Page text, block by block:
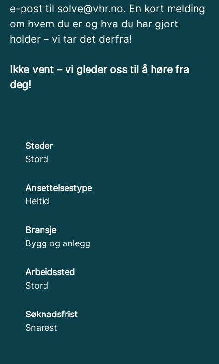
e-post til solve@vhr.no. En kort melding
om hvem du er og hva du har gjort
holder – vi tar det derfra!
Ikke vent – vi gleder oss til å høre fra
deg!
Steder
Stord
Ansettelsestype
Heltid
Bransje
Bygg og anlegg
Arbeidssted
Stord
Søknadsfrist
Snarest